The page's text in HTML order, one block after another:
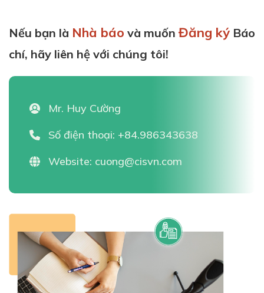
Nếu bạn là Nhà báo và muốnĐăng ký Báo
chí, hãy liên hệ với chúng tôi!
Mr. Huy Cường
Số điện thoại: +84.986343638
Website: cuong@cisvn.com